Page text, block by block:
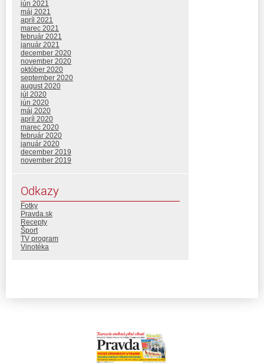
jún 2021
máj 2021
apríl 2021
marec 2021
február 2021
január 2021
december 2020
november 2020
október 2020
september 2020
august 2020
júl 2020
jún 2020
máj 2020
apríl 2020
marec 2020
február 2020
január 2020
december 2019
november 2019
Odkazy
Fotky
Pravda.sk
Recepty
Šport
TV program
Vinotéka